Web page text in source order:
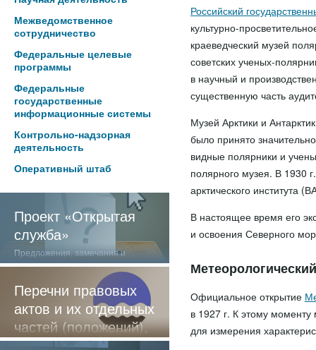
Межведомственное
сотрудничество
Федеральные целевые
программы
Федеральные
государственные
информационные системы
Контрольно-надзорная
деятельность
Оперативный штаб
Проект «Открытая
служба»
Предложения, замечания и
отзывы о нашей работе
Перечни правовых
актов и их отдельных
частей (положений),
содержащие
Российский
культурно-
краеведческий музей
советских ученых-
в научный и
существенную часть
Музей Арктики и
было принято
видные полярники и
полярного музея. В 1930
арктического института
В настоящее время его
и освоения Северного
Официальное открытие
в 1927 г. К этому моменту
для измерения